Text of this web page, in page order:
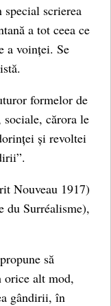
scrierea
a tot ceea ce
a voinței. Se
formelor de
cărora le
și revoltei
Nouveau 1917)
du Surréalisme),
să
alt mod,
gândirii, în